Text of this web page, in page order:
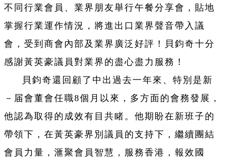
不同行業會員、業界朋友舉行午餐分享會，貼地
掌握行業運作情況，將進出口業界聲音帶入議
會，受到商會內部及業界廣泛好評！貝鈞奇十分
感謝黃英豪議員對業界的盡心盡力服務！
貝鈞奇還回顧了中出過去一年來、特別是新
－届會董會任職8個月以來，多方面的會務發展，
他認為取得的成效有目共睹。他期盼在新班子的
帶領下，在黃英豪界別議員的支持下，繼續團結
會員力量，滙聚會員智慧，服務香港，報效國